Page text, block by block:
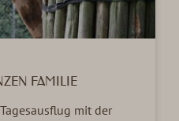
FAMILIE
mit der